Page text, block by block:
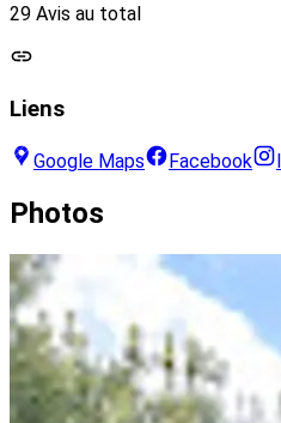
29 Avis au total
Liens
Google Maps Facebook
Photos